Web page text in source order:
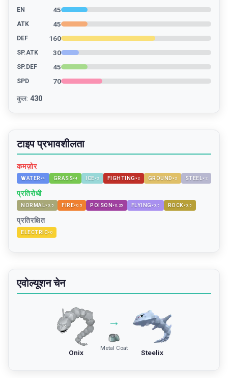
EN 45
ATK 45
DEF 160
SP.ATK 30
SP.DEF 45
SPD 70
कुल: 430
टाइप प्रभावशीलता
कमज़ोर
WATER ×4 GRASS×4 ICE×2 FIGHTING ×2 GROUND ×2 STEEL× 2
प्रतिरोधी
NORMAL×0.5 FIRE×0.5 POISON×0.25 FLYING ×0.5 ROCK×0.5
प्रतिरक्षित
ELECTRIC×0
एवोल्यूशन चेन
Onix
→
Metal Coat
Steelix